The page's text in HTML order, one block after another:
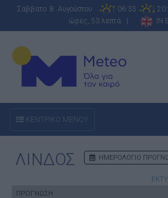
Σάββατο 8 Αυγούστου 06:33
ώρες, 53 λεπτά |
IN
ΚΕΝΤΡΙΚΟ ΜΕΝΟΥ
ΛΙΝΔΟΣ ΗΜΕΡΟΛΟΓΙΟ
ΠΡΟΓΝΩΣΗ